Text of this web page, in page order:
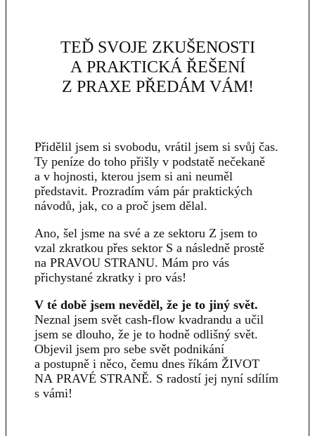
TEĎ SVOJE ZKUŠENOSTI
A PRAKTICKÁ ŘEŠENÍ
Z PRAXE PŘEDÁM VÁM!
Přidělil jsem si svobodu, vrátil jsem si svůj čas.
Ty peníze do toho přišly v podstatě nečekaně
a v hojnosti, kterou jsem si ani neuměl
představit. Prozradím vám pár praktických
návodů, jak, co a proč jsem dělal.
Ano, šel jsme na své a ze sektoru Z jsem to
vzal zkratkou přes sektor S a následně prostě
na PRAVOU STRANU. Mám pro vás
přichystané zkratky i pro vás!
V té době jsem nevěděl, že je to jiný svět.
Neznal jsem svět cash-flow kvadrandu a učil
jsem se dlouho, že je to hodně odlišný svět.
Objevil jsem pro sebe svět podnikání
a postupně i něco, čemu dnes říkám ŽIVOT
NA PRAVÉ STRANĚ. S radostí jej nyní sdílím
s vámi!